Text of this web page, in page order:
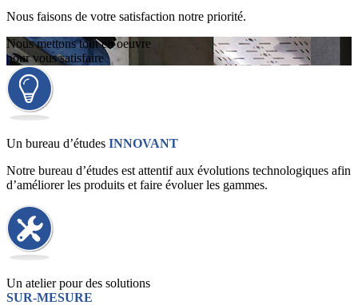
Nous faisons de votre satisfaction notre priorité.
Nous mettons tout en oeuvre
pour vous satisfaire
Un bureau d’études INNOVANT
Notre bureau d’études est attentif aux évolutions technologiques afin
d’améliorer les produits et faire évoluer les gammes.
Un atelier pour des solutions
SUR-MESURE